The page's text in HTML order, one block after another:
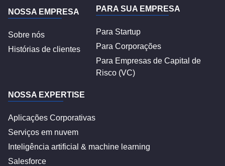
NOSSA EMPRESA
Sobre nós
Histórias de clientes
PARA SUA EMPRESA
Para Startup
Para Corporações
Para Empresas de Capital de
Risco (VC)
NOSSA EXPERTISE
Aplicações Corporativas
Serviços em nuvem
Inteligência artificial & machine learning
Salesforce